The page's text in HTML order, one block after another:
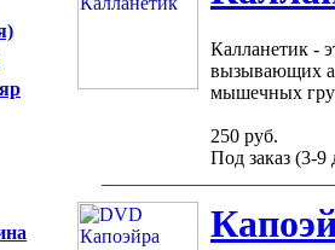
Калланетик -
вызывающих
мышечных
250 руб.
Под заказ (3-9